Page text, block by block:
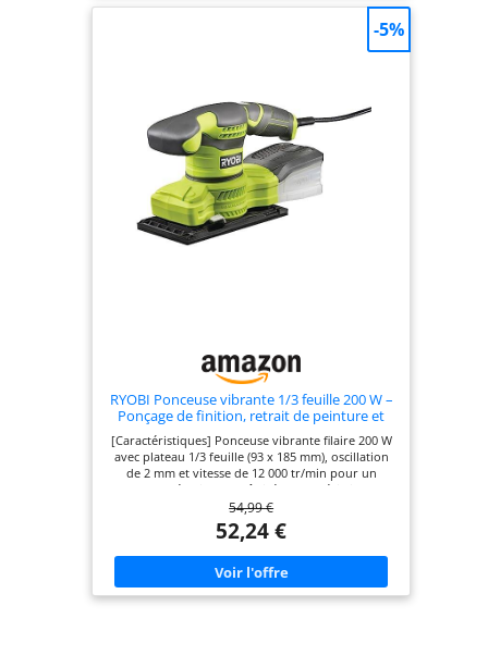
un environnement
compromettez pas
votre santé
RYOBI Ponceuse vibrante 1/3 feuille 200 W –
Ponçage de finition, retrait de peinture et
préparation des surfaces – Livrée avec 20
abrasifs
[Caractéristiques] Ponceuse vibrante filaire 200 W
avec plateau 1/3 feuille (93 x 185 mm), oscillation
de 2 mm et vitesse de 12 000 tr/min pour un
ponçage régulier et maîtrisé. [Caractéristiques]
Ponceuse vibrante filaire 200 W avec plateau 1/3
feuille (93 x 185 mm), oscillation de 2 mm et vitesse
de 12 000 tr/min pour un ponçage régulier et
maîtrisé. [Avantages] Vibrations réduites et
excellente stabilité pour un travail précis,
confortable et homogène sur les surfaces planes
lors des travaux de finition. [Contenu] Livrée
54,99 €
52,24 €
-5%